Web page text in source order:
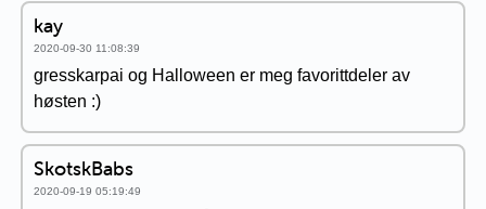
kay
2020-09-30 11:08:39
gresskarpai og Halloween er meg favorittdeler av
høsten :)
SkotskBabs
2020-09-19 05:19:49